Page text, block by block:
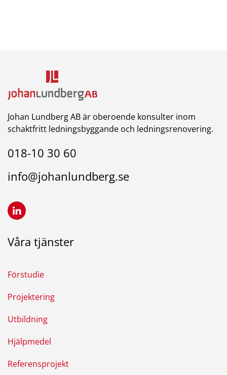
Johan Lundberg AB är oberoende konsulter inom
schaktfritt ledningsbyggande och ledningsrenovering.
018-10 30 60
info@johanlundberg.se
Våra tjänster
Förstudie
Projektering
Utbildning
Hjälpmedel
Referensprojekt